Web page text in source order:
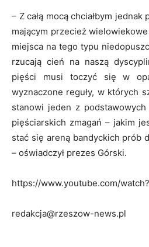
– Z całą mocą chciałbym
mającym przecież
miejsca na tego typu
rzucają cień na naszą
pięści musi toczyć się w
wyznaczone reguły, w których
stanowi jeden z
pięściarskich zmagań – jakim
stać się areną bandyckich prób
– oświadczył prezes Górski.
https://www.youtube.com/
redakcja@rzeszow-news.pl